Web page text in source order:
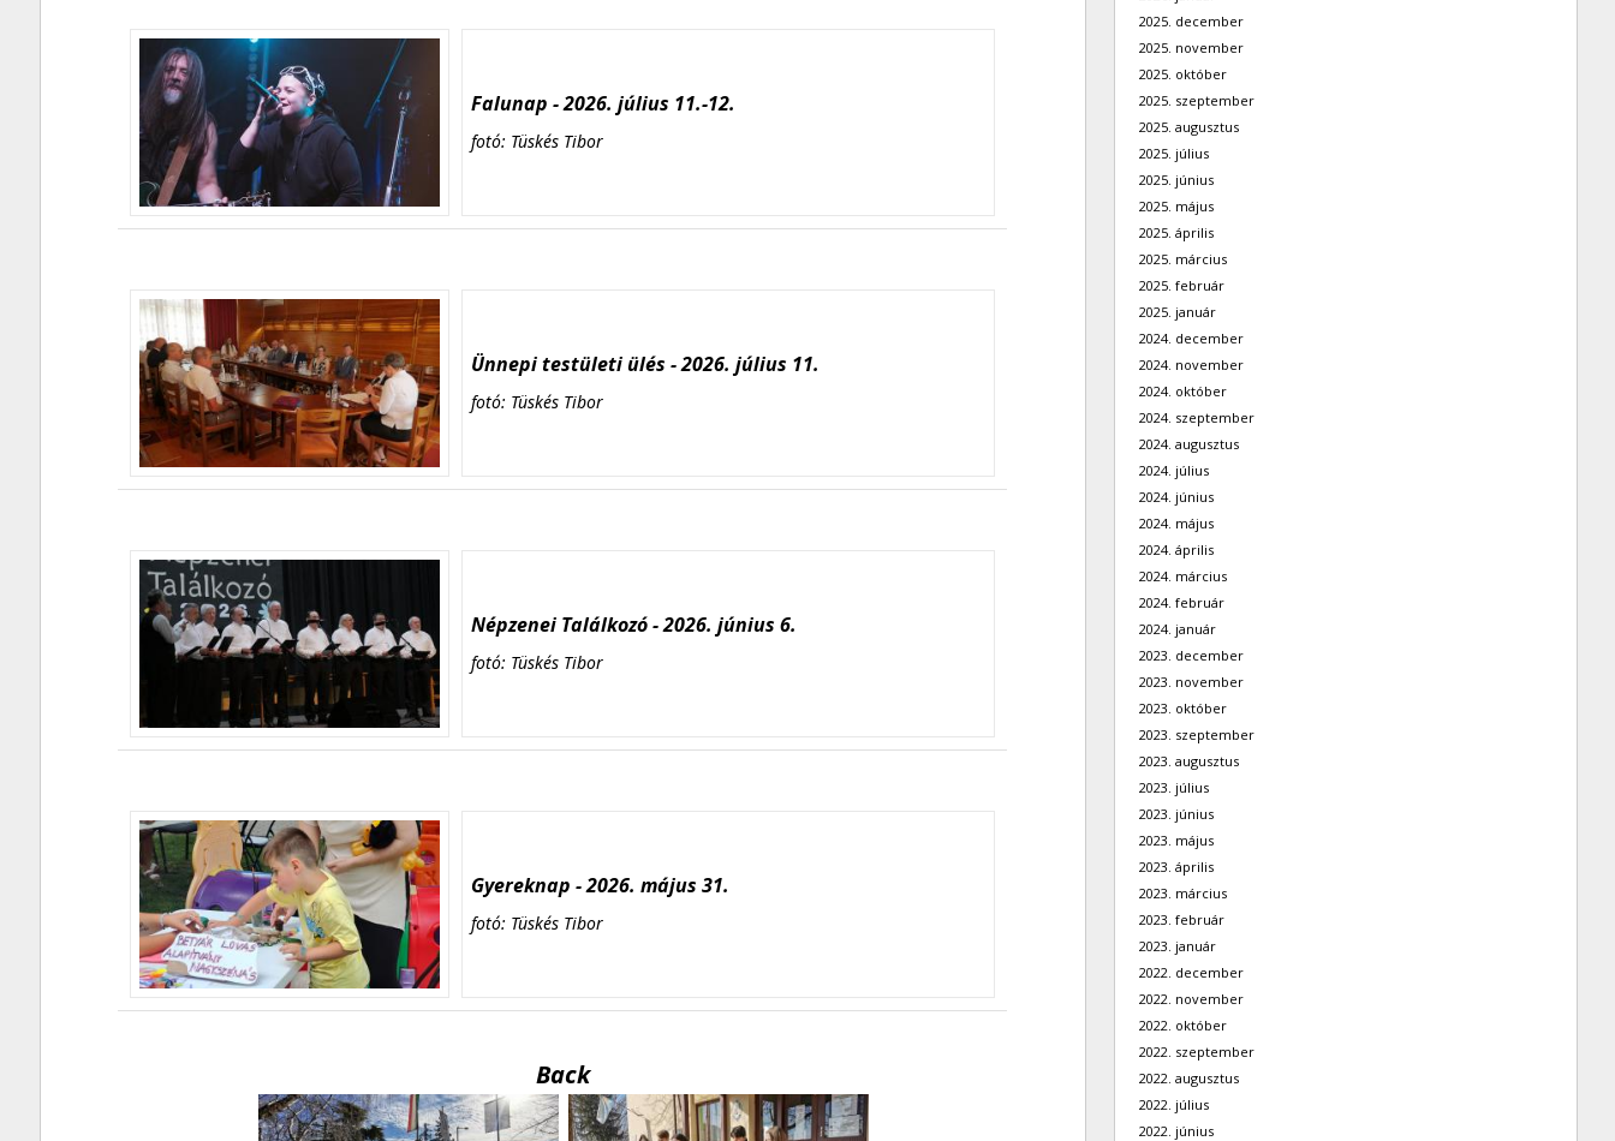
Falunap - 2026. július 11.-12.
fotó: Tüskés Tibor
Ünnepi testületi ülés - 2026. július 11.
fotó: Tüskés Tibor
Népzenei Találkozó - 2026. június 6.
fotó: Tüskés Tibor
Gyereknap - 2026. május 31.
fotó: Tüskés Tibor
Back
2025. december
2025. november
2025. október
2025. szeptember
2025. augusztus
2025. július
2025. június
2025. május
2025. április
2025. március
2025. február
2025. január
2024. december
2024. november
2024. október
2024. szeptember
2024. augusztus
2024. július
2024. június
2024. május
2024. április
2024. március
2024. február
2024. január
2023. december
2023. november
2023. október
2023. szeptember
2023. augusztus
2023. július
2023. június
2023. május
2023. április
2023. március
2023. február
2023. január
2022. december
2022. november
2022. október
2022. szeptember
2022. augusztus
2022. július
2022. június